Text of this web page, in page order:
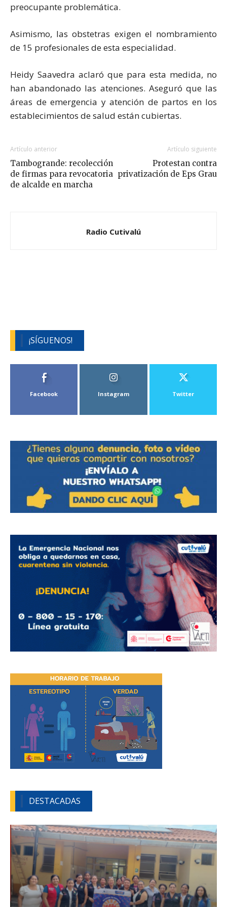
preocupante problemática.
Asimismo, las obstetras exigen el nombramiento
de 15 profesionales de esta especialidad.
Heidy Saavedra aclaró que para esta medida, no
han abandonado las atenciones. Aseguró que las
áreas de emergencia y atención de partos en los
establecimientos de salud están cubiertas.
Artículo anterior
Tambogrande: recolección
de firmas para revocatoria
de alcalde en marcha
Artículo siguiente
Protestan contra
privatización de Eps Grau
Radio Cutivalú
¡SÍGUENOS!
DESTACADAS